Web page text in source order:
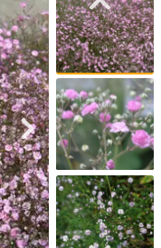
Zum nächsten Bild
Zum vorigen Bild